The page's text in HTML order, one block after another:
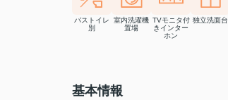
バストイレ
別
室内洗濯機
置場
TVモニタ付
きインター
ホン
独立洗面台
基本情報